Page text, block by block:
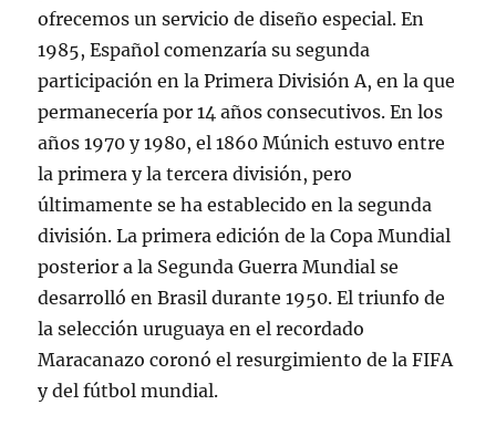
ofrecemos un servicio de diseño especial. En
1985, Español comenzaría su segunda
participación en la Primera División A, en la que
permanecería por 14 años consecutivos. En los
años 1970 y 1980, el 1860 Múnich estuvo entre
la primera y la tercera división, pero
últimamente se ha establecido en la segunda
división. La primera edición de la Copa Mundial
posterior a la Segunda Guerra Mundial se
desarrolló en Brasil durante 1950. El triunfo de
la selección uruguaya en el recordado
Maracanazo coronó el resurgimiento de la FIFA
y del fútbol mundial.